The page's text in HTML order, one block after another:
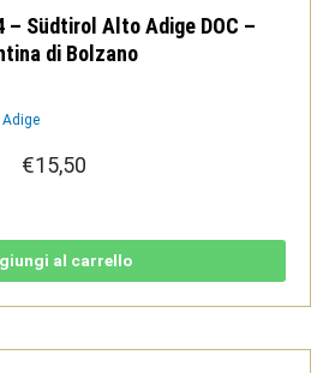
– Südtirol Alto Adige DOC –
di Bolzano
€15,50
al carrello